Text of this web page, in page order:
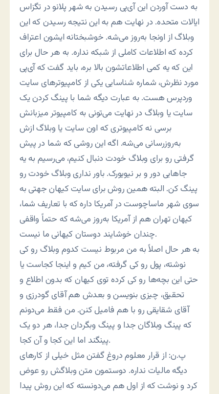
به دست آوردن این آی‌پی رسیدن به شهر پلانو در تگزاس
ایالات متحده. در نهایت هم به این نتیجه رسیدن که این
وبلاگ از اونجا به‌روز می‌شه. خوشبختانه ایشون اعتراف
کرده که اطلاعات کاملی از شبکه نداره. به هر حال برای
این که یه کمی اطلاعاتشون بالا بره، باید گفت که آی‌پی
مورد نظرش، شماره شناسایی یکی از کامپیوترهای سایت
وردپرس هست. به عبارت دیگه شما با پینگ کردن یک
سایت یا وبلاگ در نهایت می‌تونی به کامپیوتر میزبانش
برسی نه کامپیوتری که اون سایت یا وبلاگ ازش
به‌روزرسانی می‌شه. اگه این روشی که شما در پیش
گرفتی رو برای وبلاگ خودت دنبال کنیم، می‌رسیم به یه
جاهایی دور و بر نیویورک. باور نداری وبلاگ خودت رو
پینگ کن. البته همین روش برای سایت کیهان جهتی به
سوی شهر ماساچوست در آمریکا داره که با تعاریف شما،
کیهان تهران هم از آمریکا به‌روز می‌شه که حتماً واقفی
چندان خوشایند دوستان کیهانی ما نیست.
به هر حال اصلاً به من مربوط نیست کدوم وبلاگ رو کی
نوشته، پول رو کی گرفته، من کیم و اینجا کجاست یا
حتی این بچه‌ها رو کی کرده توی کیهان که بدون اطلاع و
تحقیق، چیزی بنویسن و بعدش هم آقای گودرزی و
آقای شقایقی رو با هم فامیل کنن. من فقط می‌دونم
که پینگ وبلاگان جدا و پینگ وبگردان جدا، هر دو یک
پینگند اما این کجا و آن کجا.
پ.ن: از قرار معلوم دروغ گفتن مثل خیلی از کارهای
دیگه مالیات نداره. دوستمون متن وبلاگش رو عوض
کرد و نوشت که از اول هم می‌دونسته که این روش پیدا